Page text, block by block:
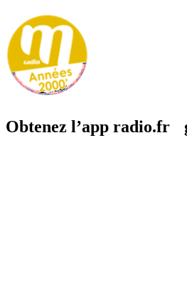
Obtenez l’app radio.fr